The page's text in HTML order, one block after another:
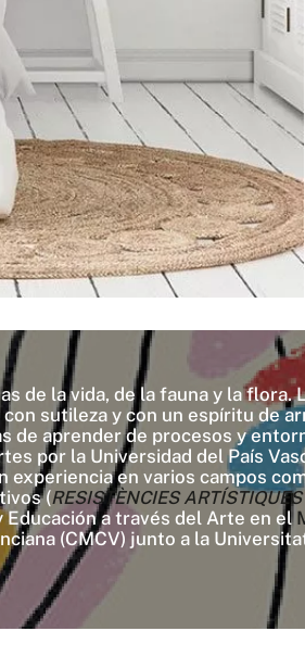
de la vida, de la fauna y la
sutileza y con un espíritu de
de aprender de procesos y
por la Universidad del País
en varios campos
(RESISTÈNCIES
a través del Arte en el
(CMCV) junto a la